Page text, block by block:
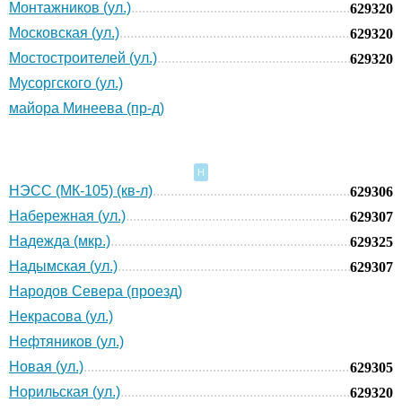
Монтажников (ул.)
629320
Московская (ул.)
629320
Мостостроителей (ул.)
629320
Мусоргского (ул.)
майора Минеева (пр-д)
Н
НЭСС (МК-105) (кв-л)
629306
Набережная (ул.)
629307
Надежда (мкр.)
629325
Надымская (ул.)
629307
Народов Севера (проезд)
Некрасова (ул.)
Нефтяников (ул.)
Новая (ул.)
629305
Норильская (ул.)
629320